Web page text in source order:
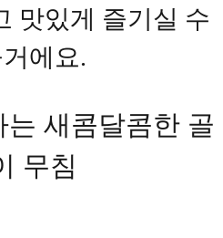
맛있게 즐기실 수
에요.
새콤달콤한 골
무침